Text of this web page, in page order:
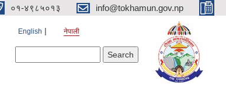
०१-४९८५०१३ info@tokhamun.gov.np
English नेपाली